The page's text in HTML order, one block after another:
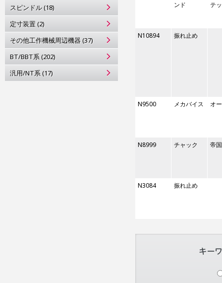
スピンドル (18)
定寸装置 (2)
その他工作機械周辺機器 (37)
BT/BBT系 (202)
汎用/NT系 (17)
ンド
テ
N10894 振れ止め
N9500 メカバイス オ
N8999 チャック 帝
N3084 振れ止め